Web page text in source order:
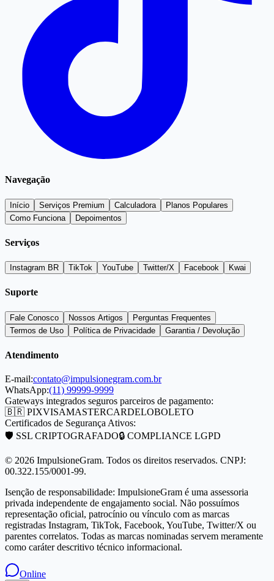
Navegação
Início Serviços Premium Calculadora
Planos Populares
Como Funciona
Depoimentos
Serviços
Instagram BR TikTok YouTube Twitter/X Facebook Kwai
Suporte
Fale Conosco Nossos Artigos
Perguntas Frequentes
Termos de Uso
Política de Privacidade Garantia / Devolução
Atendimento
E-mail:contato@impulsionegram.com.br
WhatsApp:(11) 99999-9999
Gateways integrados seguros parceiros de pagamento:
🇧🇷 PIXVISAMASTERCARDELOBOLETO
Certificados de Segurança Ativos:
🛡️ SSL CRIPTOGRAFADO🔒 COMPLIANCE LGPD
© 2026 ImpulsioneGram. Todos os direitos reservados. CNPJ:
00.322.155/0001-99.
Isenção de responsabilidade: ImpulsioneGram é uma assessoria
privada independente de engajamento social. Não possuímos
representação oficial, patrocínio ou vínculo com as marcas
registradas Instagram, TikTok, Facebook, YouTube, Twitter/X ou
parentes correlatos. Todas as marcas nominadas servem meramente
como caráter descritivo técnico informacional.
Online